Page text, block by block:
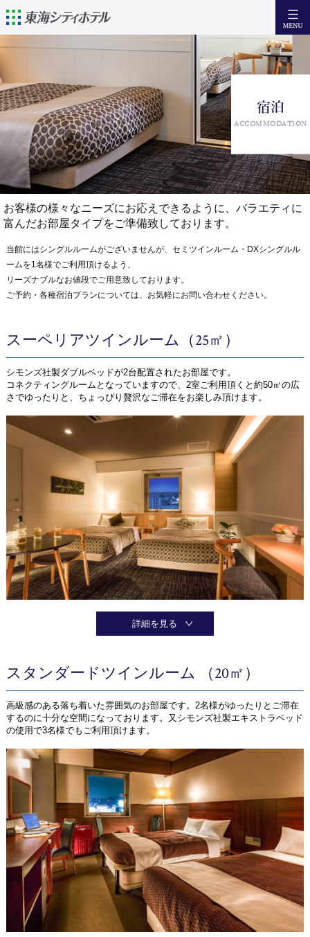
日本語
繁體中文
宿泊
設備・サービス
朝 食
アクセス
近隣の観光情報
宿泊プランからご予約
宿泊
ACCOMMODATION
お客様の様々なニーズにお応えできるように、バラエティに
富んだお部屋タイプをご準備致しております。
当館にはシングルルームがございませんが、セミツインルーム・DXシングルル
ームを1名様でご利用頂けるよう、
リーズナブルなお値段でご用意致しております。
ご予約・各種宿泊プランについては、お気軽にお問い合わせください。
スーペリアツインルーム（25㎡）
シモンズ社製ダブルベッドが2台配置されたお部屋です。
コネクティングルームとなっていますので、2室ご利用頂くと約50㎡の広
さでゆったりと、ちょっぴり贅沢なご滞在をお楽しみ頂けます。
詳細を見る
スタンダードツインルーム （20㎡）
高級感のある落ち着いた雰囲気のお部屋です。2名様がゆったりとご滞在
するのに十分な空間になっております。又シモンズ社製エキストラベッド
の使用で3名様でもご利用頂けます。